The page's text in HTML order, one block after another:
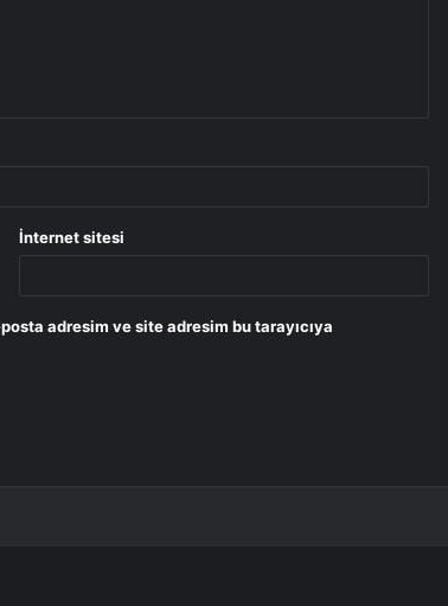
İnternet sitesi
adresim ve site adresim bu tarayıcıya